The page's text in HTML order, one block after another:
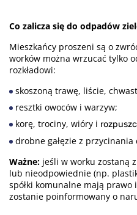
Co zalicza się do odpadów
Mieszkańcy proszeni są o
worków można wrzucać tylko
rozkładowi:
skoszoną trawę, liście,
resztki owoców i warzyw;
korę, trociny, wióry i
drobne gałęzie z
Ważne: jeśli w worku zostaną
lub nieodpowiednie (np.
spółki komunalne mają
zostanie poinformowany o